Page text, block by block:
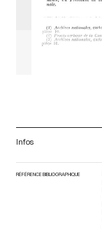
Infos
RÉFÉRENCE BIBLIOGRAPHIQUE